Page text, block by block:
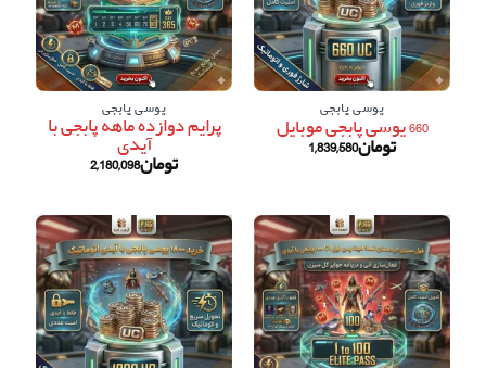
یوسی پابجی
660 یوسی پابجی موبایل
تومان1,839,580
یوسی پابجی
پرایم دوازده ماهه پابجی با
آیدی
تومان2,180,098